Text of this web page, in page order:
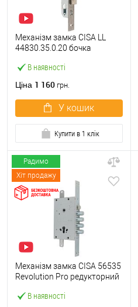
В наявності
Механізм замка CISA LL
44830.35.0.20 бочка
нержавіюча сталь
Ціна 1 160 грн.
У кошик
Купити в 1 клік
Радимо
Хіт продажу
В наявності
Механізм замка CISA 56535
Revolution Pro редукторний
(BS67,5*85мм) хром